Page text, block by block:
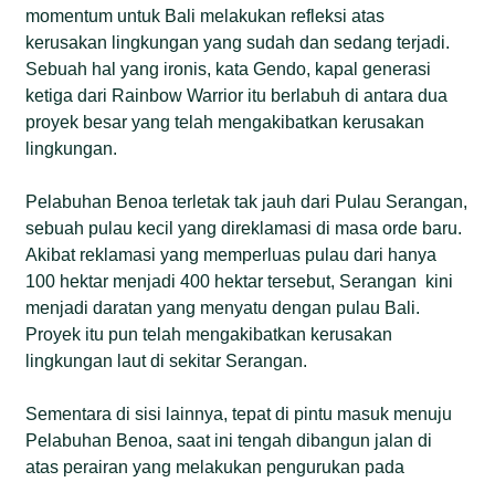
momentum untuk Bali melakukan refleksi atas
kerusakan lingkungan yang sudah dan sedang terjadi.
Sebuah hal yang ironis, kata Gendo, kapal generasi
ketiga dari Rainbow Warrior itu berlabuh di antara dua
proyek besar yang telah mengakibatkan kerusakan
lingkungan.
Pelabuhan Benoa terletak tak jauh dari Pulau Serangan,
sebuah pulau kecil yang direklamasi di masa orde baru.
Akibat reklamasi yang memperluas pulau dari hanya
100 hektar menjadi 400 hektar tersebut, Serangan kini
menjadi daratan yang menyatu dengan pulau Bali.
Proyek itu pun telah mengakibatkan kerusakan
lingkungan laut di sekitar Serangan.
Sementara di sisi lainnya, tepat di pintu masuk menuju
Pelabuhan Benoa, saat ini tengah dibangun jalan di
atas perairan yang melakukan pengurukan pada